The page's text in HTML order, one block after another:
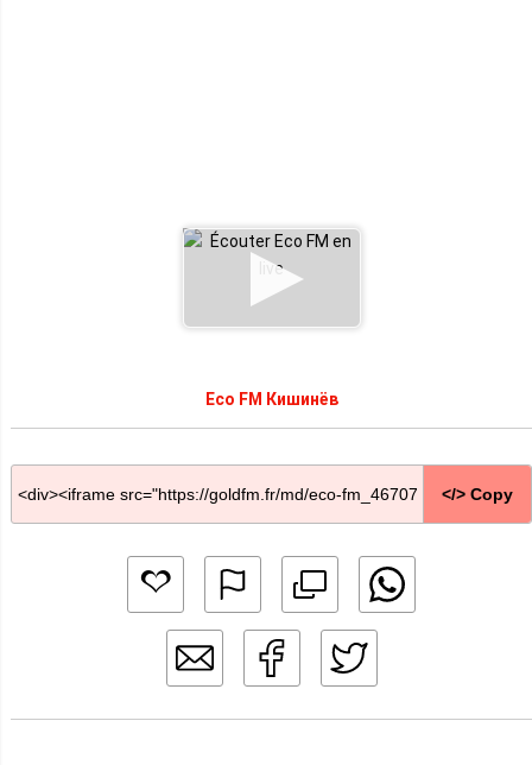
Eco FM Кишинёв
</> Copy